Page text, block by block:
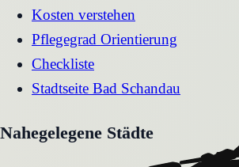
Kosten verstehen
Pflegegrad Orientierung
Checkliste
Stadtseite Bad Schandau
Nahegelegene Städte